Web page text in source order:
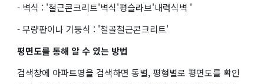
- 벽식 : '철근콘크리트'벽식'평슬라브'내력식벽 '
- 무량판이나 기둥식 : '철골철근콘크리트'
평면도를 통해 알 수 있는 방법
검색창에 아파트명을 검색하면 동별, 평형별로 평면도를 확인